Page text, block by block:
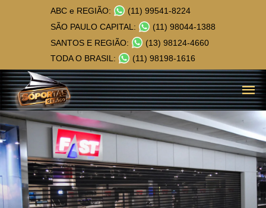
ABC e REGIÃO:
(11) 99541-8224
SÃO PAULO CAPITAL:
(11) 98044-1388
SANTOS E REGIÃO:
(13) 98124-4660
TODA O BRASIL:
(11) 98198-1616